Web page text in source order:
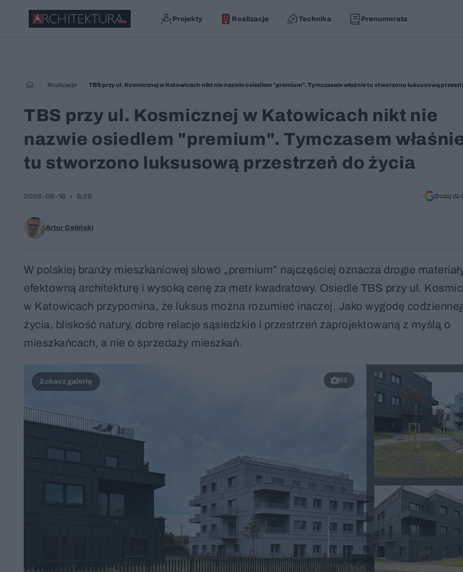
Projekty Realizacje Technika Prenumerata
Realizacje
TBS przy ul. Kosmicznej w Katowicach nikt nie
nazwie osiedlem "premium". Tymczasem
tu stworzono luksusową przestrzeń do życia
Artur Celiński
2026-06-16 5:26 Dodaj do
W polskiej branży mieszkaniowej słowo „premium” najczęściej oznacza drogie
efektowną architekturę i wysoką cenę za metr kwadratowy. Osiedle TBS przy ul.
w Katowicach przypomina, że luksus można rozumieć inaczej. Jako wygodę
życia, bliskość natury, dobre relacje sąsiedzkie i przestrzeń zaprojektowaną z myślą o
mieszkańcach, a nie o sprzedaży mieszkań.
62